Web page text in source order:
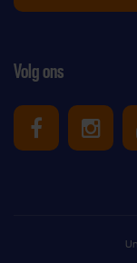
Volg ons
Uniek